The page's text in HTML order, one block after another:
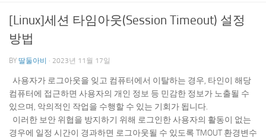
[Linux]세션 타임아웃(Session Timeout) 설정
방법
BY 딸둘아비 · 2023년 11월 17일
사용자가 로그아웃을 잊고 컴퓨터에서 이탈하는 경우, 타인이 해당
컴퓨터에 접근하면 사용자의 개인 정보 등 민감한 정보가 노출될 수
있으며, 악의적인 작업을 수행할 수 있는 기회가 됩니다.
이러한 보안 위협을 방지하기 위해 로그인한 사용자의 활동이 없는
경우에 일정 시간이 경과하면 로그아웃될 수 있도록 TMOUT 환경변수